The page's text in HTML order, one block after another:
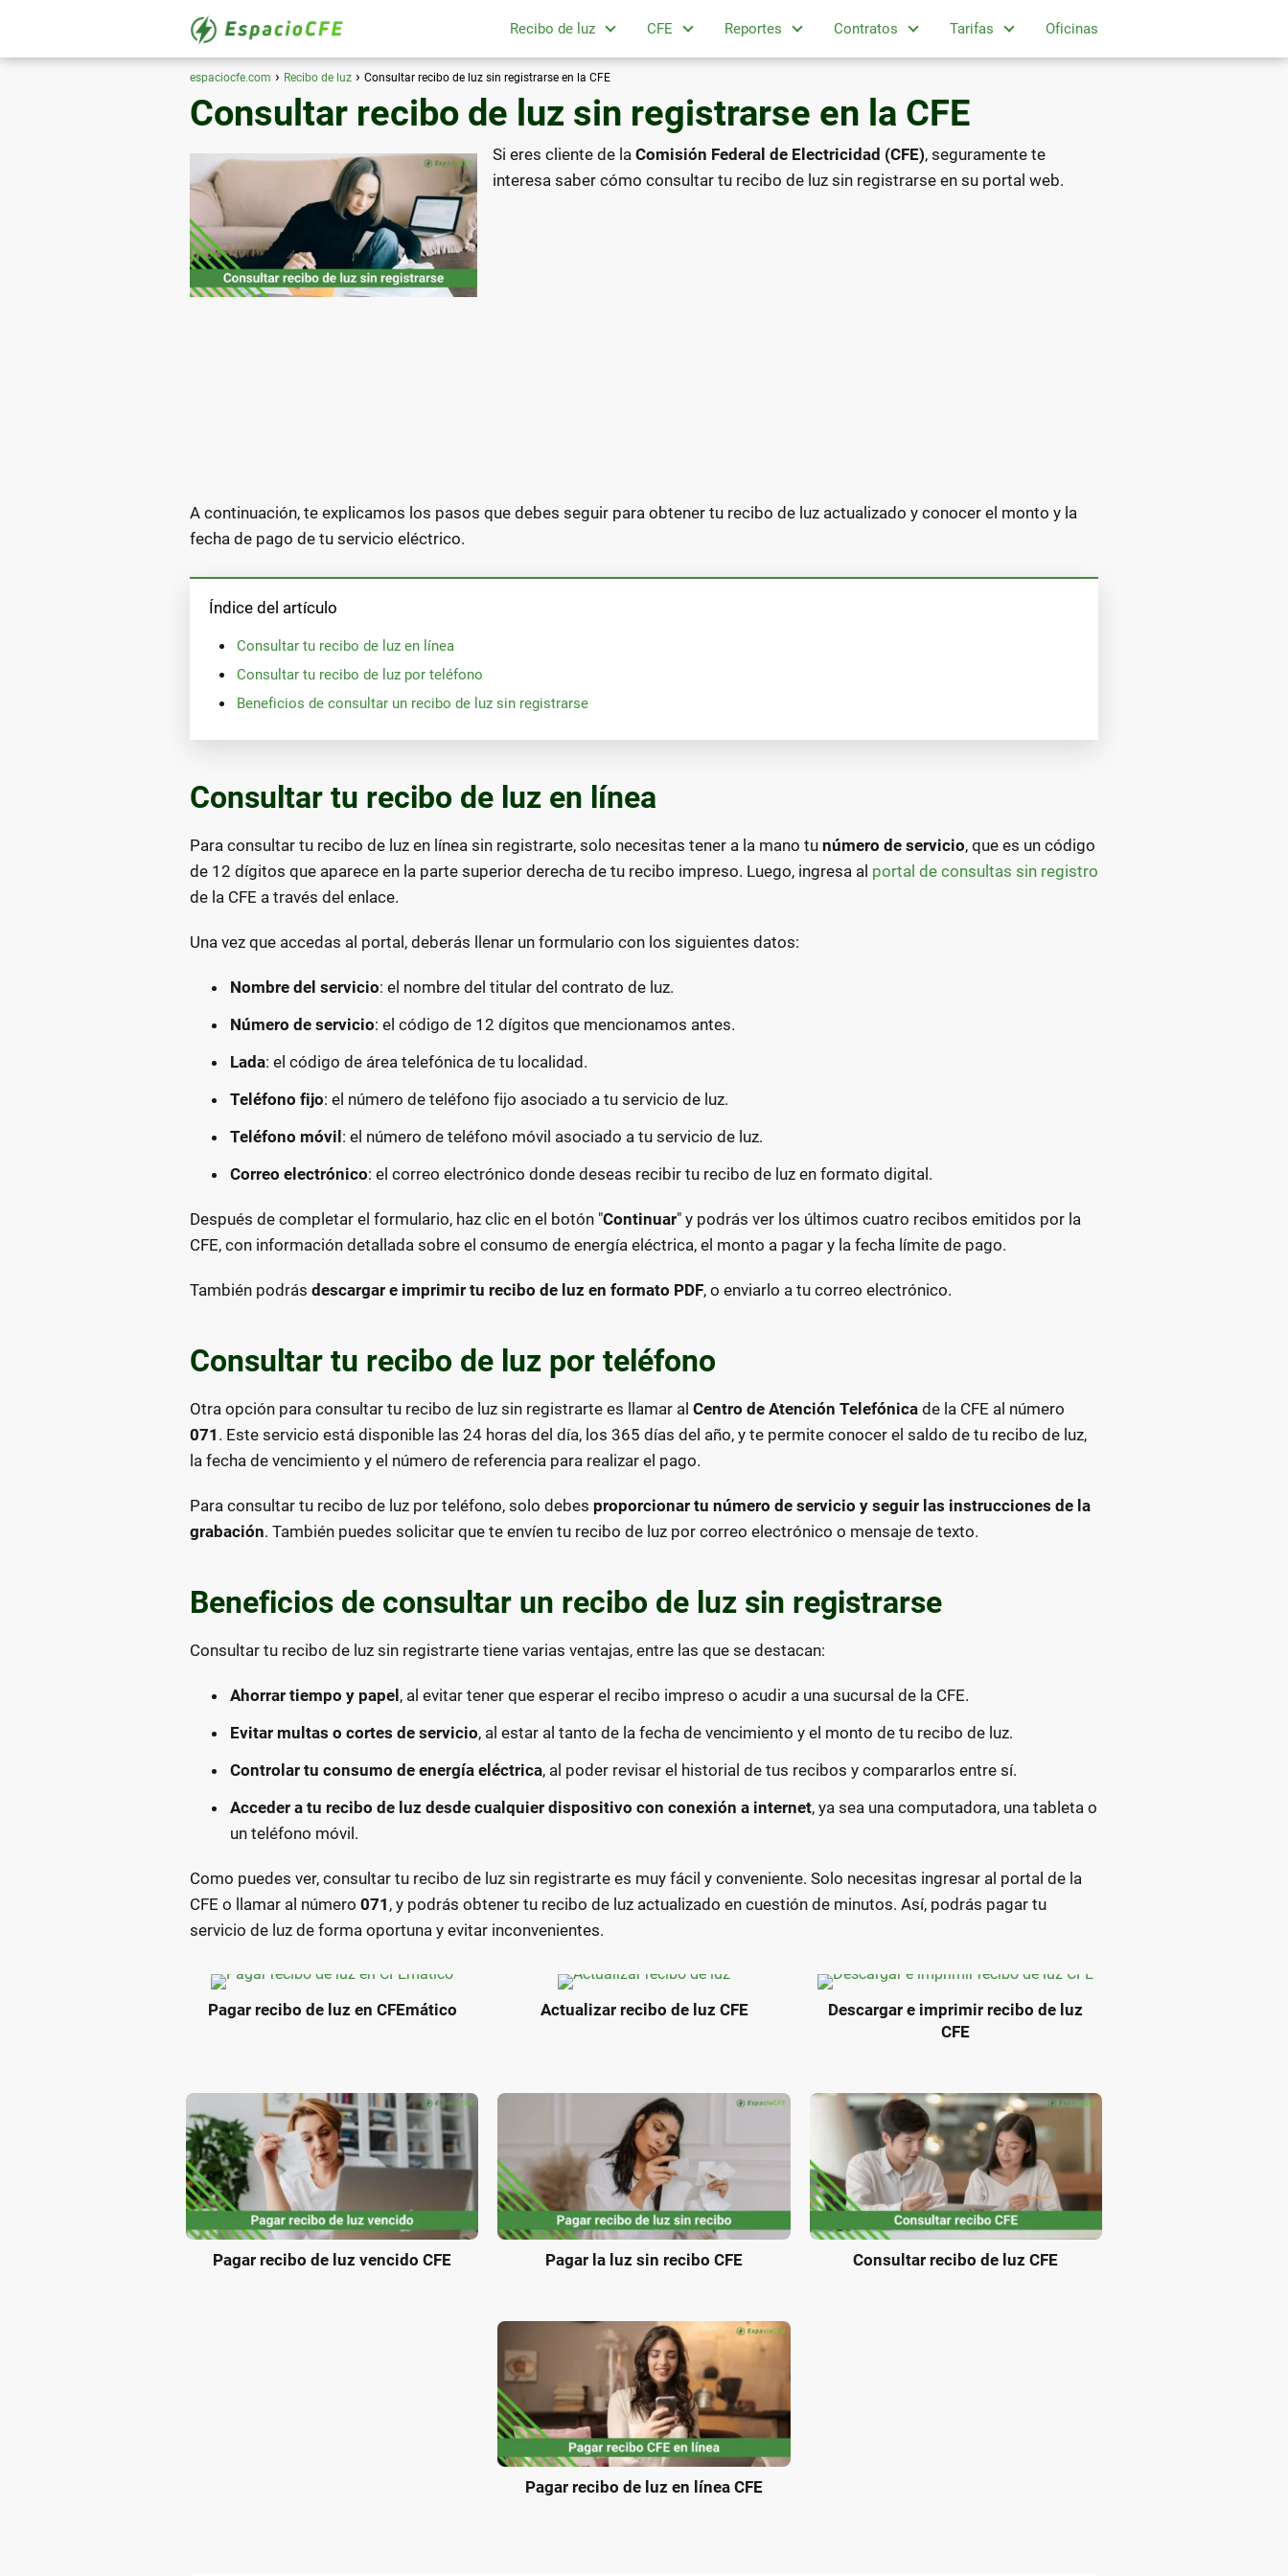
Recibo de luz CFE Reportes Contratos Tarifas Oficinas
espaciocfe.com Recibo de luz Consultar recibo de luz sin registrarse en la CFE
Consultar recibo de luz sin registrarse en la CFE
Si eres cliente de la Comisión Federal de Electricidad (CFE), seguramente te
interesa saber cómo consultar tu recibo de luz sin registrarse en su portal web.
A continuación, te explicamos los pasos que debes seguir para obtener tu recibo de luz actualizado y conocer el monto y la
fecha de pago de tu servicio eléctrico.
Índice del artículo
Consultar tu recibo de luz en línea
Consultar tu recibo de luz por teléfono
Beneficios de consultar un recibo de luz sin registrarse
Consultar tu recibo de luz en línea
Para consultar tu recibo de luz en línea sin registrarte, solo necesitas tener a la mano tu número de servicio, que es un código
de 12 dígitos que aparece en la parte superior derecha de tu recibo impreso. Luego, ingresa al portal de consultas sin registro
de la CFE a través del enlace.
Una vez que accedas al portal, deberás llenar un formulario con los siguientes datos:
Nombre del servicio: el nombre del titular del contrato de luz.
Número de servicio: el código de 12 dígitos que mencionamos antes.
Lada: el código de área telefónica de tu localidad.
Teléfono fijo: el número de teléfono fijo asociado a tu servicio de luz.
Teléfono móvil : el número de teléfono móvil asociado a tu servicio de luz.
Correo electrónico: el correo electrónico donde deseas recibir tu recibo de luz en formato digital.
Después de completar el formulario, haz clic en el botón "Continuar" y podrás ver los últimos cuatro recibos emitidos por la
CFE, con información detallada sobre el consumo de energía eléctrica, el monto a pagar y la fecha límite de pago.
También podrás descargar e imprimir tu recibo de luz en formato PDF, o enviarlo a tu correo electrónico.
Consultar tu recibo de luz por teléfono
Otra opción para consultar tu recibo de luz sin registrarte es llamar al Centro de Atención Telefónica de la CFE al número
071 . Este servicio está disponible las 24 horas del día, los 365 días del año, y te permite conocer el saldo de tu recibo de luz,
la fecha de vencimiento y el número de referencia para realizar el pago.
Para consultar tu recibo de luz por teléfono, solo debes proporcionar tu número de servicio y seguir las instrucciones de la
grabación. También puedes solicitar que te envíen tu recibo de luz por correo electrónico o mensaje de texto.
Beneficios de consultar un recibo de luz sin registrarse
Consultar tu recibo de luz sin registrarte tiene varias ventajas, entre las que se destacan:
Ahorrar tiempo y papel , al evitar tener que esperar el recibo impreso o acudir a una sucursal de la CFE.
Evitar multas o cortes de servicio, al estar al tanto de la fecha de vencimiento y el monto de tu recibo de luz.
Controlar tu consumo de energía eléctrica, al poder revisar el historial de tus recibos y compararlos entre sí.
Acceder a tu recibo de luz desde cualquier dispositivo con conexión a internet, ya sea una computadora, una tableta o
un teléfono móvil.
Como puedes ver, consultar tu recibo de luz sin registrarte es muy fácil y conveniente. Solo necesitas ingresar al portal de la
CFE o llamar al número 071 , y podrás obtener tu recibo de luz actualizado en cuestión de minutos. Así, podrás pagar tu
servicio de luz de forma oportuna y evitar inconvenientes.
Pagar recibo de luz en CFEmático Actualizar recibo de luz CFE
Descargar e imprimir recibo de luz
CFE
Pagar recibo de luz vencido CFE Pagar la luz sin recibo CFE Consultar recibo de luz CFE
Pagar recibo de luz en línea CFE